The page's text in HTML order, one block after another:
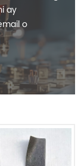
ay
o